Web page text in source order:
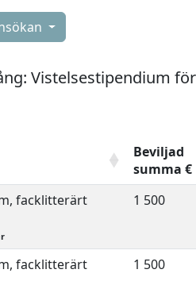
Vistelsestipendium
Beviljad
summa €
facklitterärt
1 500
facklitterärt
1 500